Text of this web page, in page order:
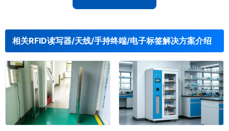
相关RFID读写器/天线/手持终端/电子标签解决方案介绍